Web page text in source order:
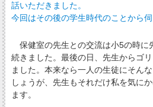
話いただきました。
今回はその後の学生時代のことから
保健室の先生との交流は小5の時に
続きました。最後の日、先生からゴ
ました。本来なら一人の生徒にそん
しょうが、先生もそれだけ私を気に
ます。